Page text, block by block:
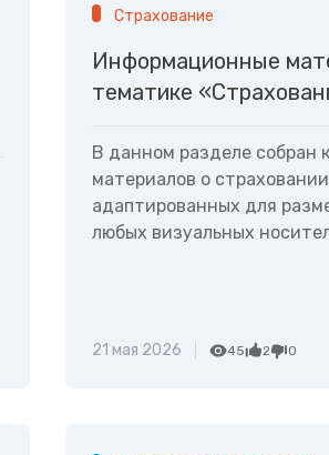
Страхование
Информационные
тематике
В данном разделе собран
материалов о
адаптированных для
любых визуальных
21 мая 2026 45 2 0